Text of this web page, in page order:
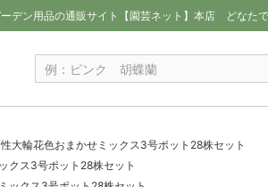
デン用品の通販サイト【園芸ネット】本店 どなた
大輪花色おまかせミックス3号ポット28株セット
クス3号ポット28株セット